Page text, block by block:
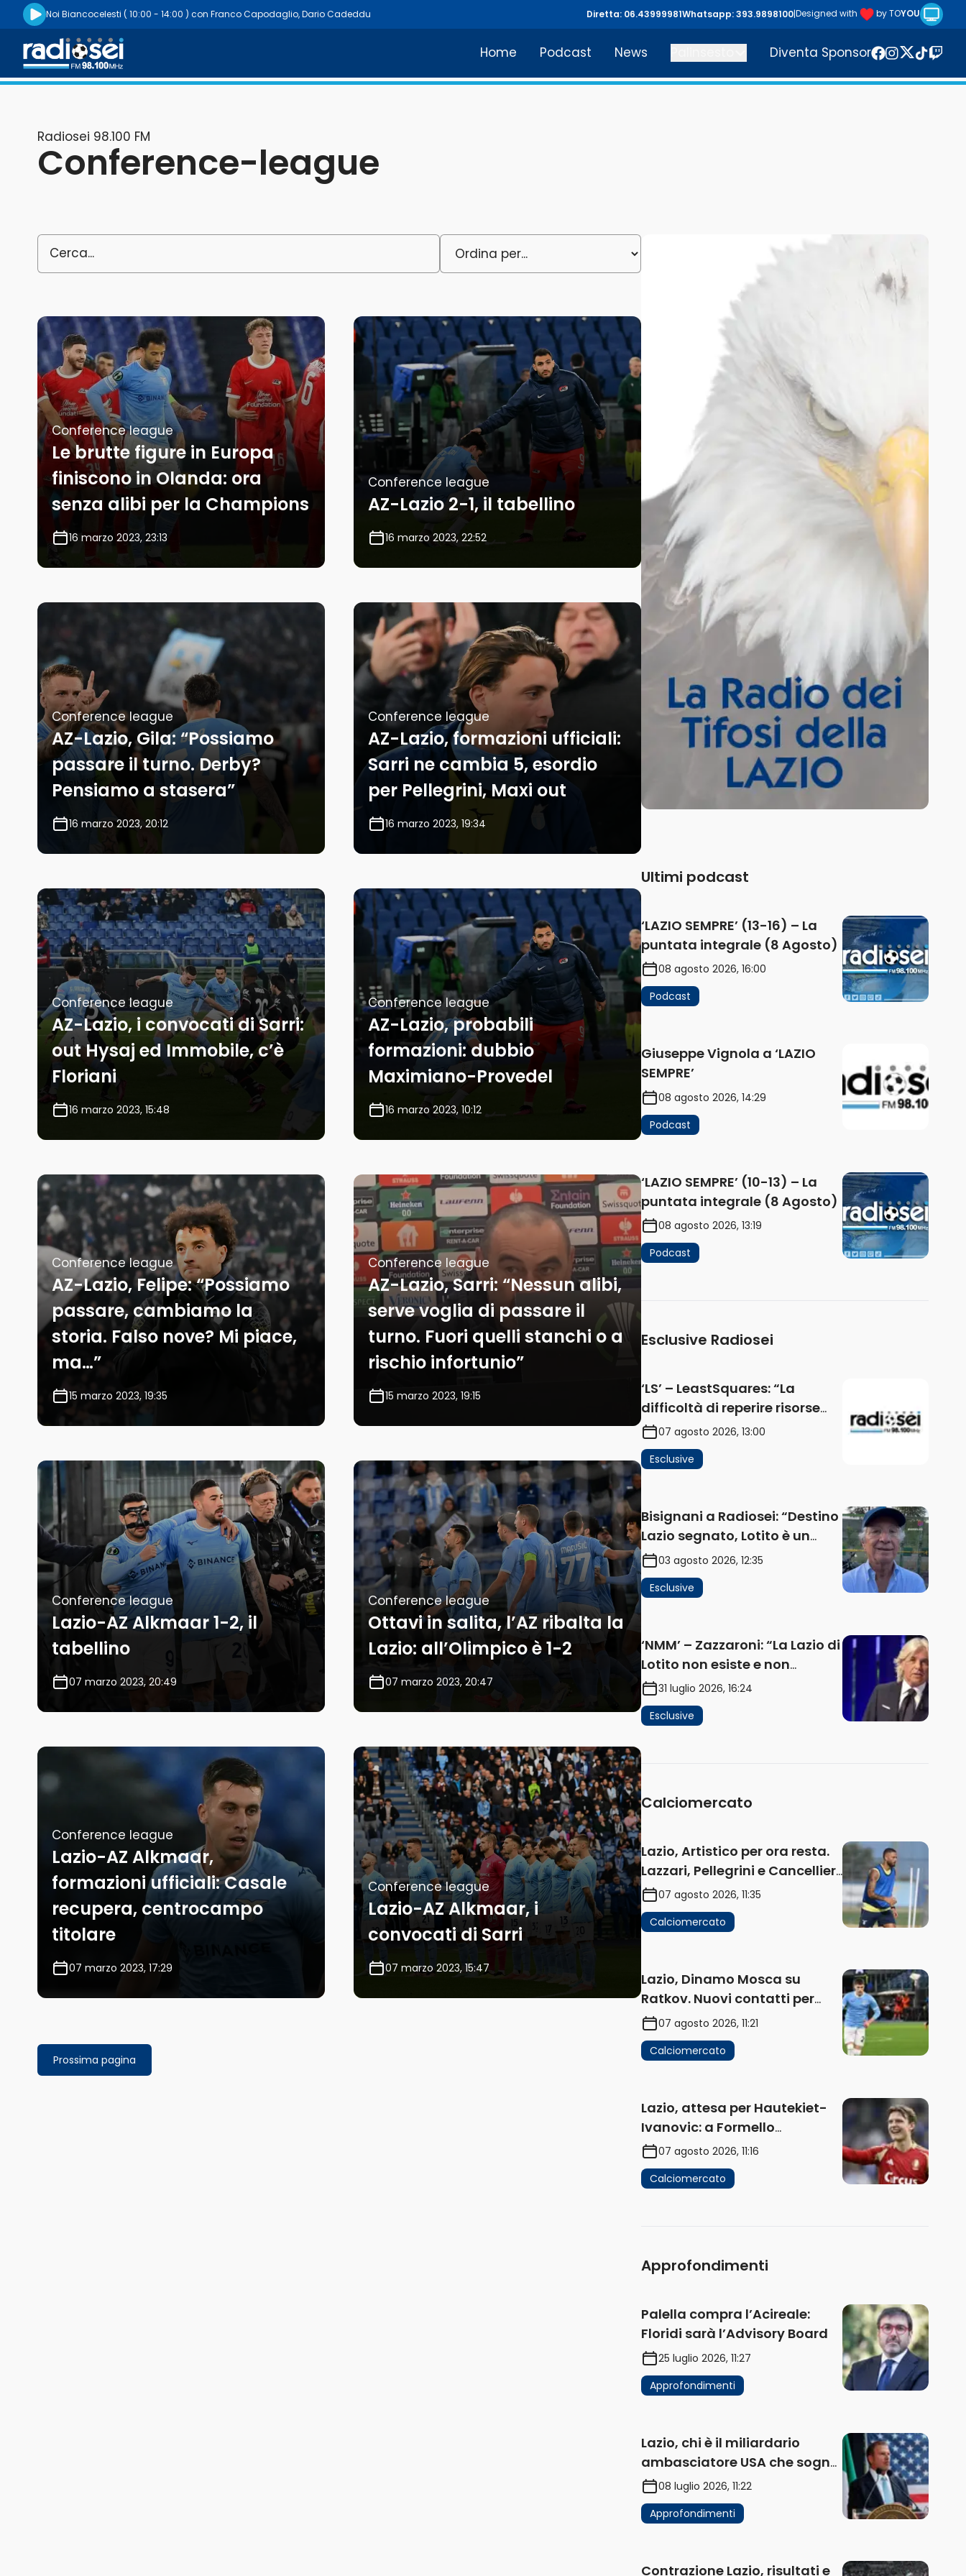
Riproduci la radio live
Noi Biancocelesti ( 10:00 - 14:00 ) con Franco Capodaglio,Dario Cadeddu Diretta: 06.43999981Whatsapp: 393.9898100|Designed with by TOYOU
Radiosei 98.100 FM
Home Podcast News
Diventa Sponsor
Twitter
Conference-league
Radiosei 98.100 FM
Conference league
Le brutte figure in Europa
finiscono in Olanda: ora
senza alibi per la Champions
16 marzo 2023, 23:13
Conference league
AZ-Lazio 2-1, il tabellino
16 marzo 2023, 22:52
Conference league
AZ-Lazio, Gila: “Possiamo
passare il turno. Derby?
Pensiamo a stasera”
16 marzo 2023, 20:12
Conference league
AZ-Lazio, formazioni ufficiali:
Sarri ne cambia 5, esordio
per Pellegrini, Maxi out
16 marzo 2023, 19:34
Conference league
AZ-Lazio, i convocati di Sarri:
out Hysaj ed Immobile, c’è
Floriani
16 marzo 2023, 15:48
Conference league
AZ-Lazio, probabili
formazioni: dubbio
Maximiano-Provedel
16 marzo 2023, 10:12
Conference league
AZ-Lazio, Felipe: “Possiamo
passare, cambiamo la
storia. Falso nove? Mi piace,
ma…”
15 marzo 2023, 19:35
Conference league
AZ-Lazio, Sarri: “Nessun alibi,
serve voglia di passare il
turno. Fuori quelli stanchi o a
rischio infortunio”
15 marzo 2023, 19:15
Conference league
Lazio-AZ Alkmaar 1-2, il
tabellino
07 marzo 2023, 20:49
Conference league
Ottavi in salita, l’AZ ribalta la
Lazio: all’Olimpico è 1-2
07 marzo 2023, 20:47
Conference league
Lazio-AZ Alkmaar,
formazioni ufficiali: Casale
recupera, centrocampo
titolare
07 marzo 2023, 17:29
Conference league
Lazio-AZ Alkmaar, i
convocati di Sarri
07 marzo 2023, 15:47
Prossima pagina
Ultimi podcast
‘LAZIO SEMPRE’ (13-16) – La
puntata integrale (8 Agosto)
08 agosto 2026, 16:00
Podcast
Giuseppe Vignola a ‘LAZIO
SEMPRE’
08 agosto 2026, 14:29
Podcast
‘LAZIO SEMPRE’ (10-13) – La
puntata integrale (8 Agosto)
08 agosto 2026, 13:19
Podcast
Esclusive Radiosei
‘LS’ – LeastSquares: “La
difficoltà di reperire risorse
impatta sul mercato. Senza
investimenti non arrivano i
ricavi” (AUDIO)
07 agosto 2026, 13:00
Esclusive
Bisignani a Radiosei: “Destino
Lazio segnato, Lotito è un
problema, la chiave sono
Flaminio e politica. La
protesta e gli interessi dei
03 agosto 2026, 12:35
Esclusive
‘NMM’ – Zazzaroni: “La Lazio di
Lotito non esiste e non
funziona più. E’ ora di lasciare,
ma lui non ascolta.
Pignataro? Ho verificato…”
31 luglio 2026, 16:24
Esclusive
Calciomercato
Lazio, Artistico per ora resta.
Lazzari, Pellegrini e Cancellieri
in uscita
07 agosto 2026, 11:35
Calciomercato
Lazio, Dinamo Mosca su
Ratkov. Nuovi contatti per
Pinamonti
07 agosto 2026, 11:21
Calciomercato
Lazio, attesa per Hautekiet-
Ivanovic: a Formello
attendono risposte
07 agosto 2026, 11:16
Calciomercato
Approfondimenti
Palella compra l’Acireale:
Floridi sarà l’Advisory Board
25 luglio 2026, 11:27
Approfondimenti
Lazio, chi è il miliardario
ambasciatore USA che sogna
di acquistare un club in Italia
08 luglio 2026, 11:22
Approfondimenti
Contrazione Lazio, risultati e